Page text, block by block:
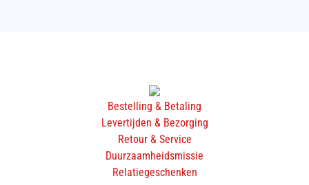
Bestelling & Betaling
Levertijden & Bezorging
Retour & Service
Duurzaamheidsmissie
Relatiegeschenken